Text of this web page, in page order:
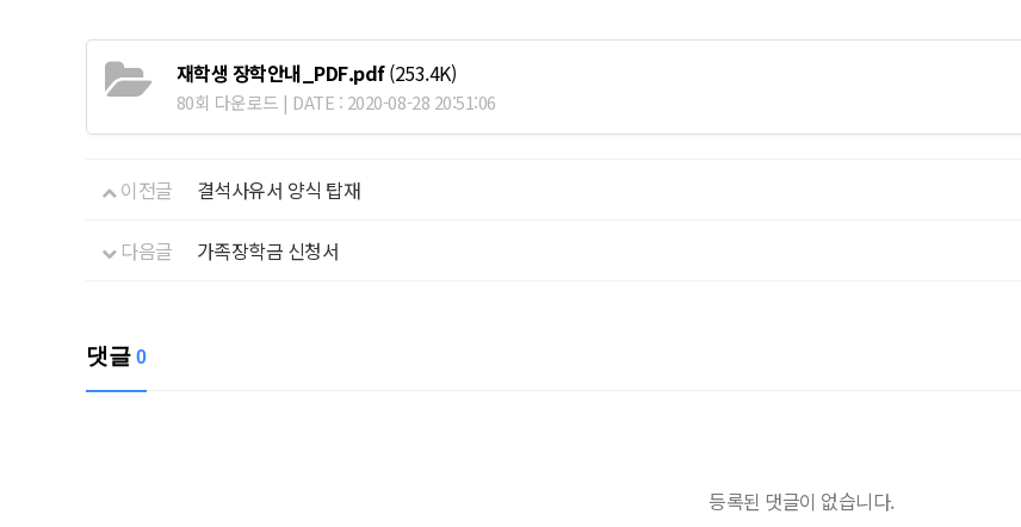
재학생 장학안내_PDF.pdf(253.4K)
80회 다운로드 | DATE : 2020-08-28 20:51:06
이전글 결석사유서 양식 탑재
다음글 가족장학금 신청서
댓글 0
등록된 댓글이 없습니다.